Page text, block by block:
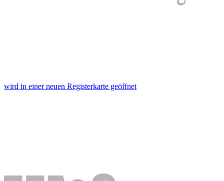
wird in einer neuen Registerkarte geöffnet